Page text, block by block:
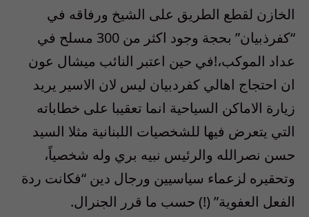
الخازن لقطع الطريق على الشيخ ورفاقه في
“كفرذبيان” بحجة وجود اكثر من 300 مسلح في
عداد الموكب،!في حين اعتبر النائب ميشال عون
ان احتجاج اهالي كفردبيان ليس لان الاسير يريد
زيارة الاماكن السياحية انما تعقيبا على خطاباته
التي يتعرض فيها للشخصيات اللبنانية مثلا السيد
حسن نصرالله والرئيس نبيه بري وله شخصياً،
وتحقيره لزعماء سياسيين ورجال دين “فكانت ردة
الفعل العفوية” (!) حسب ما قرر الجنرال.